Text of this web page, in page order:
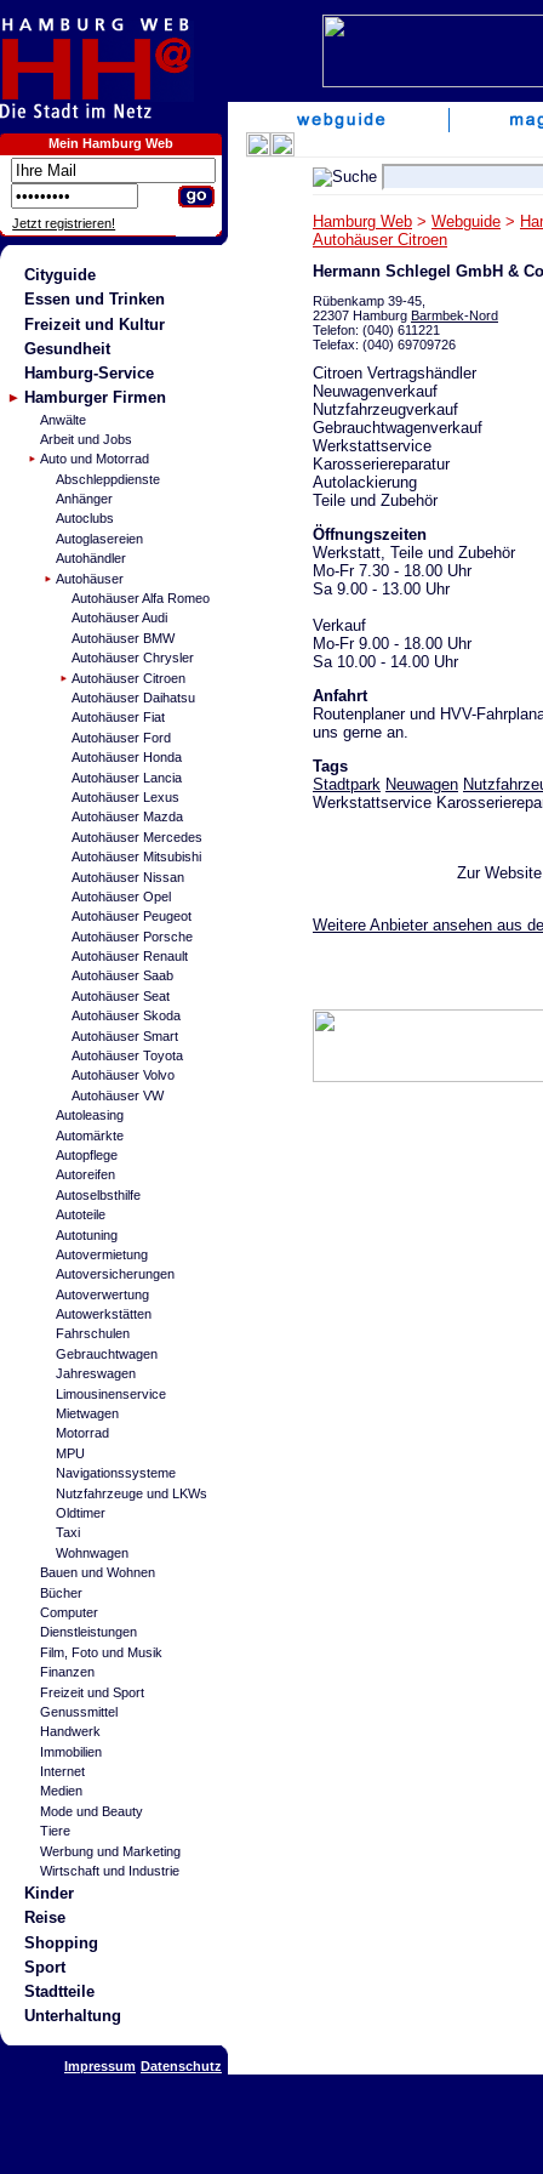
Mein Hamburg Web
Jetzt registrieren!
Cityguide
Essen und Trinken
Freizeit und Kultur
Gesundheit
Hamburg-Service
Hamburger Firmen
Anwälte
Arbeit und Jobs
Auto und Motorrad
Abschleppdienste
Anhänger
Autoclubs
Autoglasereien
Autohändler
Autohäuser
Autohäuser Alfa Romeo
Autohäuser Audi
Autohäuser BMW
Autohäuser Chrysler
Autohäuser Citroen
Autohäuser Daihatsu
Autohäuser Fiat
Autohäuser Ford
Autohäuser Honda
Autohäuser Lancia
Autohäuser Lexus
Autohäuser Mazda
Autohäuser Mercedes
Autohäuser Mitsubishi
Autohäuser Nissan
Autohäuser Opel
Autohäuser Peugeot
Autohäuser Porsche
Autohäuser Renault
Autohäuser Saab
Autohäuser Seat
Autohäuser Skoda
Autohäuser Smart
Autohäuser Toyota
Autohäuser Volvo
Autohäuser VW
Autoleasing
Automärkte
Autopflege
Autoreifen
Autoselbsthilfe
Autoteile
Autotuning
Autovermietung
Autoversicherungen
Autoverwertung
Autowerkstätten
Fahrschulen
Gebrauchtwagen
Jahreswagen
Limousinenservice
Mietwagen
Motorrad
MPU
Navigationssysteme
Nutzfahrzeuge und LKWs
Oldtimer
Taxi
Wohnwagen
Bauen und Wohnen
Bücher
Computer
Dienstleistungen
Film, Foto und Musik
Finanzen
Freizeit und Sport
Genussmittel
Handwerk
Immobilien
Internet
Medien
Mode und Beauty
Tiere
Werbung und Marketing
Wirtschaft und Industrie
Kinder
Reise
Shopping
Sport
Stadtteile
Unterhaltung
Impressum Datenschutz
Hamburg Web > Webguide >
Autohäuser Citroen
Hermann Schlegel GmbH &
Rübenkamp 39-45,
22307 Hamburg Barmbek-Nord
Telefon: (040) 611221
Telefax: (040) 69709726
Citroen Vertragshändler
Neuwagenverkauf
Nutzfahrzeugverkauf
Gebrauchtwagenverkauf
Werkstattservice
Karosseriereparatur
Autolackierung
Teile und Zubehör
Öffnungszeiten
Werkstatt, Teile und Zubehör
Mo-Fr 7.30 - 18.00 Uhr
Sa 9.00 - 13.00 Uhr
Verkauf
Mo-Fr 9.00 - 18.00 Uhr
Sa 10.00 - 14.00 Uhr
Anfahrt
Routenplaner und HVV-
uns gerne an.
Tags
Stadtpark Neuwagen
Werkstattservice
Zur
Weitere Anbieter ansehen aus